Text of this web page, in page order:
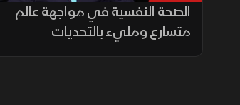
الصحة النفسية في مواجهة عالم
متسارع ومليء بالتحديات